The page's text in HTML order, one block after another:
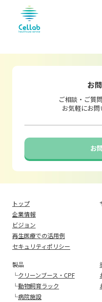
お
ご相談・ご質
お気軽にお問
お
トップ
企業情報
ビジョン
再生医療での活用例
セキュリティポリシー
製品
└クリーンブース・CPF
└動物飼育ラック
└病院施設